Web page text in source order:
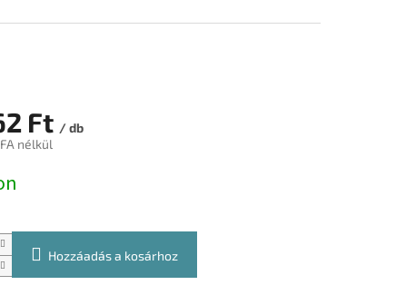
Ft / db
nélkül
Hozzáadás a kosárhoz